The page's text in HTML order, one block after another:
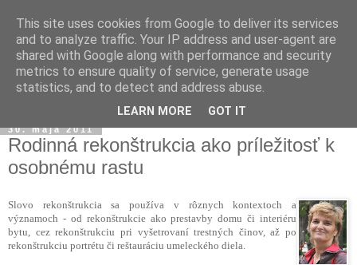
30. mája 2011
Rodinná rekonštrukcia ako príležitosť k
osobnému rastu
Slovo rekonštrukcia sa používa v rôznych kontextoch a
významoch - od rekonštrukcie ako prestavby domu či interiéru
bytu, cez rekonštrukciu pri vyšetrovaní trestných činov, až po
rekonštrukciu portrétu či reštauráciu umeleckého diela.
This site uses cookies from Google to deliver its services
and to analyze traffic. Your IP address and user-agent are
shared with Google along with performance and security
metrics to ensure quality of service, generate usage
statistics, and to detect and address abuse.
LEARN MORE GOT IT